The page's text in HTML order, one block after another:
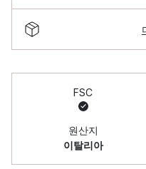
FSC
원산지
이탈리아